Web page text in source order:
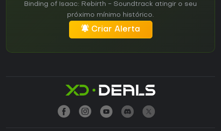
Binding of Isaac: Rebirth - Soundtrack atingir o seu
próximo mínimo histórico.
Criar Alerta